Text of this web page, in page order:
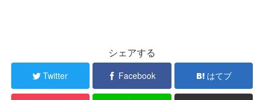
シェアする
Twitter Facebook はてブ